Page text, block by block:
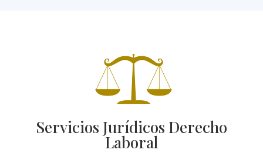
Servicios Jurídicos Derecho
Laboral